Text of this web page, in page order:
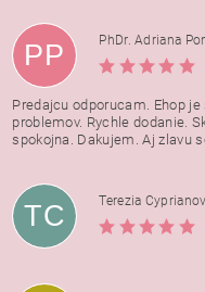
PP
PhDr. Adriana
Predajcu odporucam. Ehop
problemov. Rychle dodanie.
spokojna. Dakujem. Aj zlavu
TC
Terezia